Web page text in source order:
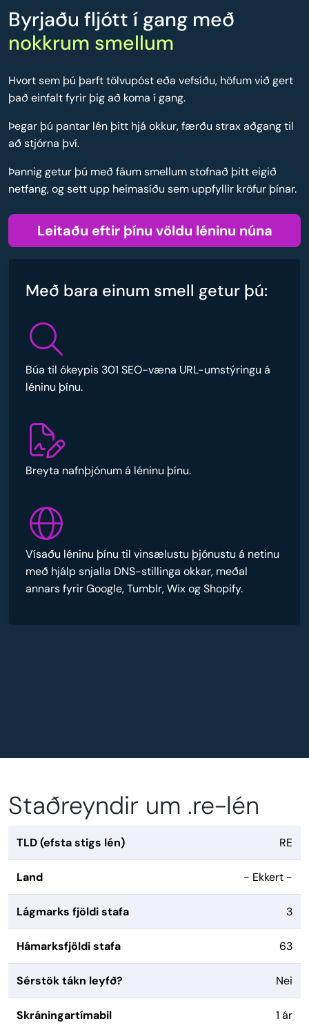
Byrjaðu fljótt í gang með
nokkrum smellum
Hvort sem þú þarft tölvupóst eða vefsíðu, höfum við gert
það einfalt fyrir þig að koma í gang.
Þegar þú pantar lén þitt hjá okkur, færðu strax aðgang til
að stjórna því.
Þannig getur þú með fáum smellum stofnað þitt eigið
netfang, og sett upp heimasíðu sem uppfyllir kröfur þínar.
Leitaðu eftir þínu völdu léninu núna
Með bara einum smell getur þú:
Búa til ókeypis 301 SEO-væna URL-umstýringu á
léninu þínu.
Breyta nafnþjónum á léninu þínu.
Vísaðu léninu þínu til vinsælustu þjónustu á netinu
með hjálp snjalla DNS-stillinga okkar, meðal
annars fyrir Google, Tumblr, Wix og Shopify.
Staðreyndir um .re-lén
TLD (efsta stigs lén) RE
Land - Ekkert -
Lágmarks fjöldi stafa 3
Hámarksfjöldi stafa 63
Sérstök tákn leyfð? Nei
Skráningartímabil 1 ár